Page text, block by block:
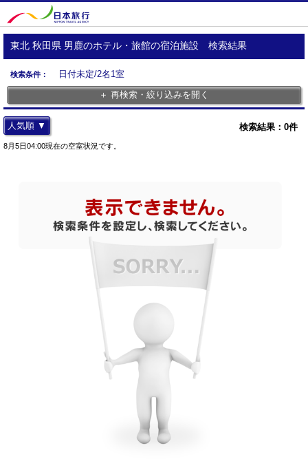
東北 秋田県 男鹿のホテル・旅館の宿泊施設 検索結果
検索条件：
日付未定/2名1室
＋ 再検索・絞り込みを開く
検索結果： 0件
人気順 ▼
8月5日04:00現在の空室状況です。